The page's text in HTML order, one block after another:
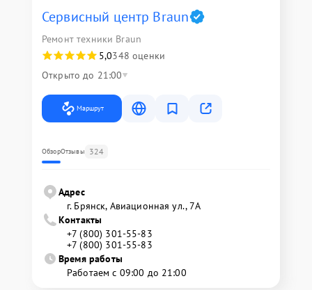
Сервисный центр Braun
Ремонт техники Braun
5,0348 оценки
Открыто до 21:00
Маршрут
ОбзорОтзывы 324
Адрес
г. Брянск, Авиационная ул., 7А
Контакты
+7 (800) 301-55-83
+7 (800) 301-55-83
Время работы
Работаем с 09:00 до 21:00